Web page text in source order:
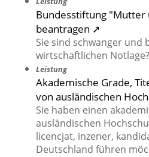
Bundesstiftung "Mutter
beantragen ➚
Sie sind schwanger und
wirtschaftlichen Notlage?
Leistung
Akademische Grade,
von ausländischen
Sie haben einen
ausländischen
licencjat, inzener,
Deutschland führen